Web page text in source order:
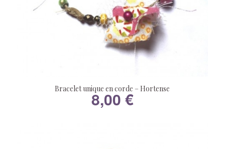
Bracelet unique en corde – Hortense
8,00 €